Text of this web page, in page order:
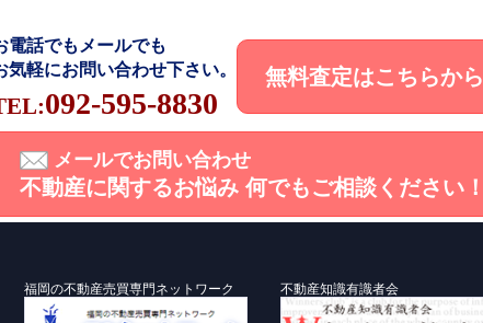
電話でもメールでも
気軽にお問い合わせ下さい。
092-595-8830
無料査定はこちらから
メールでお問い合わせ
不動産に関するお悩み 何でもご相談ください！
福岡の不動産売買専門ネットワーク 不動産知識有識者会